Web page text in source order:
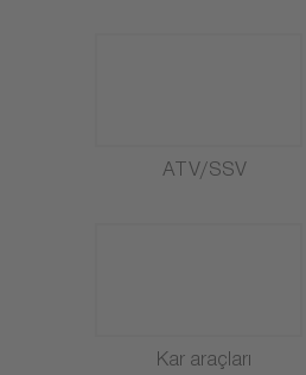
ATV/SSV
Kar araçları